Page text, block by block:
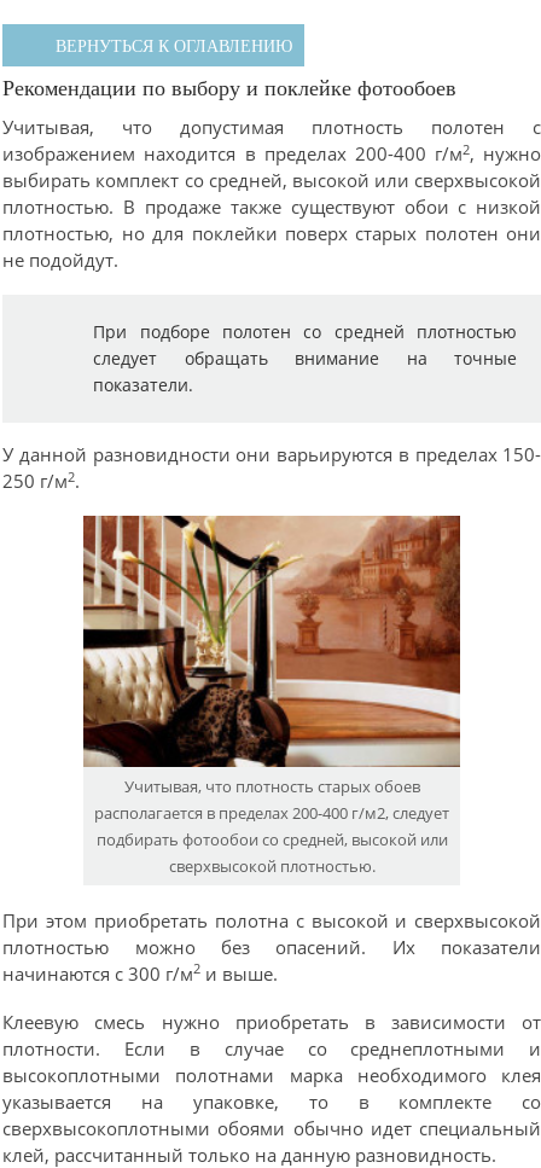
ВЕРНУТЬСЯ К ОГЛАВЛЕНИЮ
Рекомендации по выбору и поклейке фотообоев
Учитывая, что допустимая плотность полотен с
изображением находится в пределах 200-400 г/м2, нужно
выбирать комплект со средней, высокой или сверхвысокой
плотностью. В продаже также существуют обои с низкой
плотностью, но для поклейки поверх старых полотен они
не подойдут.
При подборе полотен со средней плотностью
следует обращать внимание на точные
показатели.
У данной разновидности они варьируются в пределах 150-
250 г/м2.
Учитывая, что плотность старых обоев
располагается в пределах 200-400 г/м2, следует
подбирать фотообои со средней, высокой или
сверхвысокой плотностью.
При этом приобретать полотна с высокой и сверхвысокой
плотностью можно без опасений. Их показатели
начинаются с 300 г/м2 и выше.
Клеевую смесь нужно приобретать в зависимости от
плотности. Если в случае со среднеплотными и
высокоплотными полотнами марка необходимого клея
указывается на упаковке, то в комплекте со
сверхвысокоплотными обоями обычно идет специальный
клей, рассчитанный только на данную разновидность.